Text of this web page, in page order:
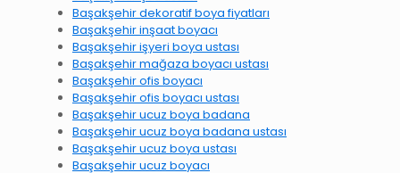
Başakşehir dekoratif boya fiyatları
Başakşehir inşaat boyacı
Başakşehir işyeri boya ustası
Başakşehir mağaza boyacı ustası
Başakşehir ofis boyacı
Başakşehir ofis boyacı ustası
Başakşehir ucuz boya badana
Başakşehir ucuz boya badana ustası
Başakşehir ucuz boya ustası
Başakşehir ucuz boyacı